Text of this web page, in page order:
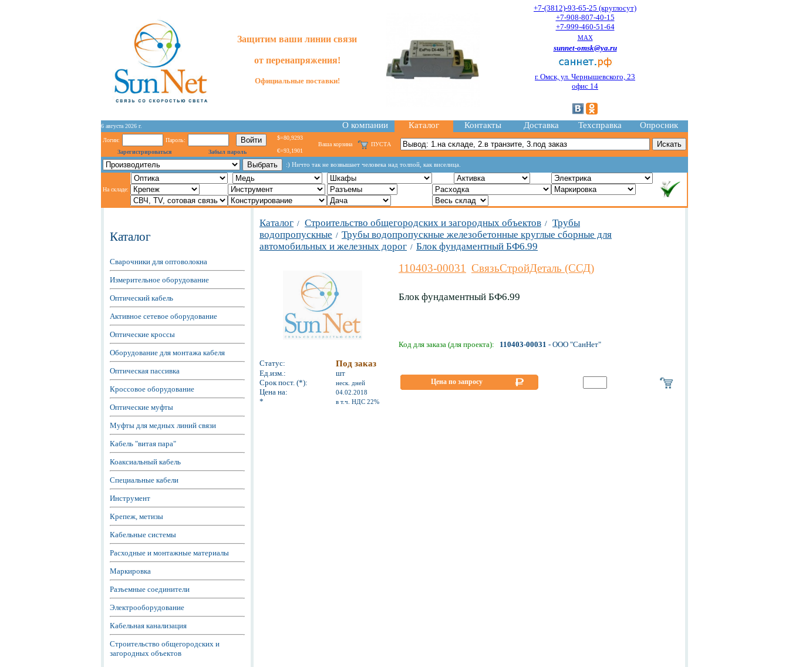
Защитим ваши линии связи
от перенапряжения!
Официальные поставки!
+7-(3812)-93-65-25 (круглосут)
+7-908-807-40-15
+7-999-460-51-64
MAX
sunnet-omsk@ya.ru
г. Омск, ул. Чернышевского, 23
офис 14
6 августа 2026 г. О компании Каталог Контакты Доставка Техсправка Опросник
Логин:
Пароль:
Зарегистрироваться
Забыл пароль
$=80,9293
€=93,1901
Ваша корзина ПУСТА
:) Ничто так не возвышает человека над толпой, как виселица.
На складе:
Каталог
Сварочники для оптоволокна
Измерительное оборудование
Оптический кабель
Активное сетевое оборудование
Оптические кроссы
Оборудование для монтажа кабеля
Оптическая пассивка
Кроссовое оборудование
Оптические муфты
Муфты для медных линий связи
Кабель "витая пара"
Коаксиальный кабель
Специальные кабели
Инструмент
Крепеж, метизы
Кабельные системы
Расходные и монтажные материалы
Маркировка
Разъемные соединители
Электрооборудование
Кабельная канализация
Строительство общегородских и
загородных объектов
Каталог / Строительство общегородских и загородных объектов / Трубы
водопропускные / Трубы водопропускные железобетонные круглые сборные для
автомобильных и железных дорог / Блок фундаментный БФ6.99
110403-00031 СвязьСтройДеталь (ССД)
Блок фундаментный БФ6.99
Код для заказа (для проекта): 110403-00031 - ООО "СанНет"
Статус: Под заказ
Ед.изм.:
шт
Срок пост. (*):
неск. дней
Цена на: 04.02.2018
* в т.ч. НДС 22%
Цена по запросу